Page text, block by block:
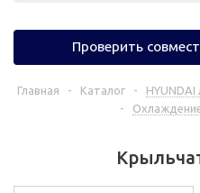
Проверить
Главная - Каталог - HYUNDAI
-